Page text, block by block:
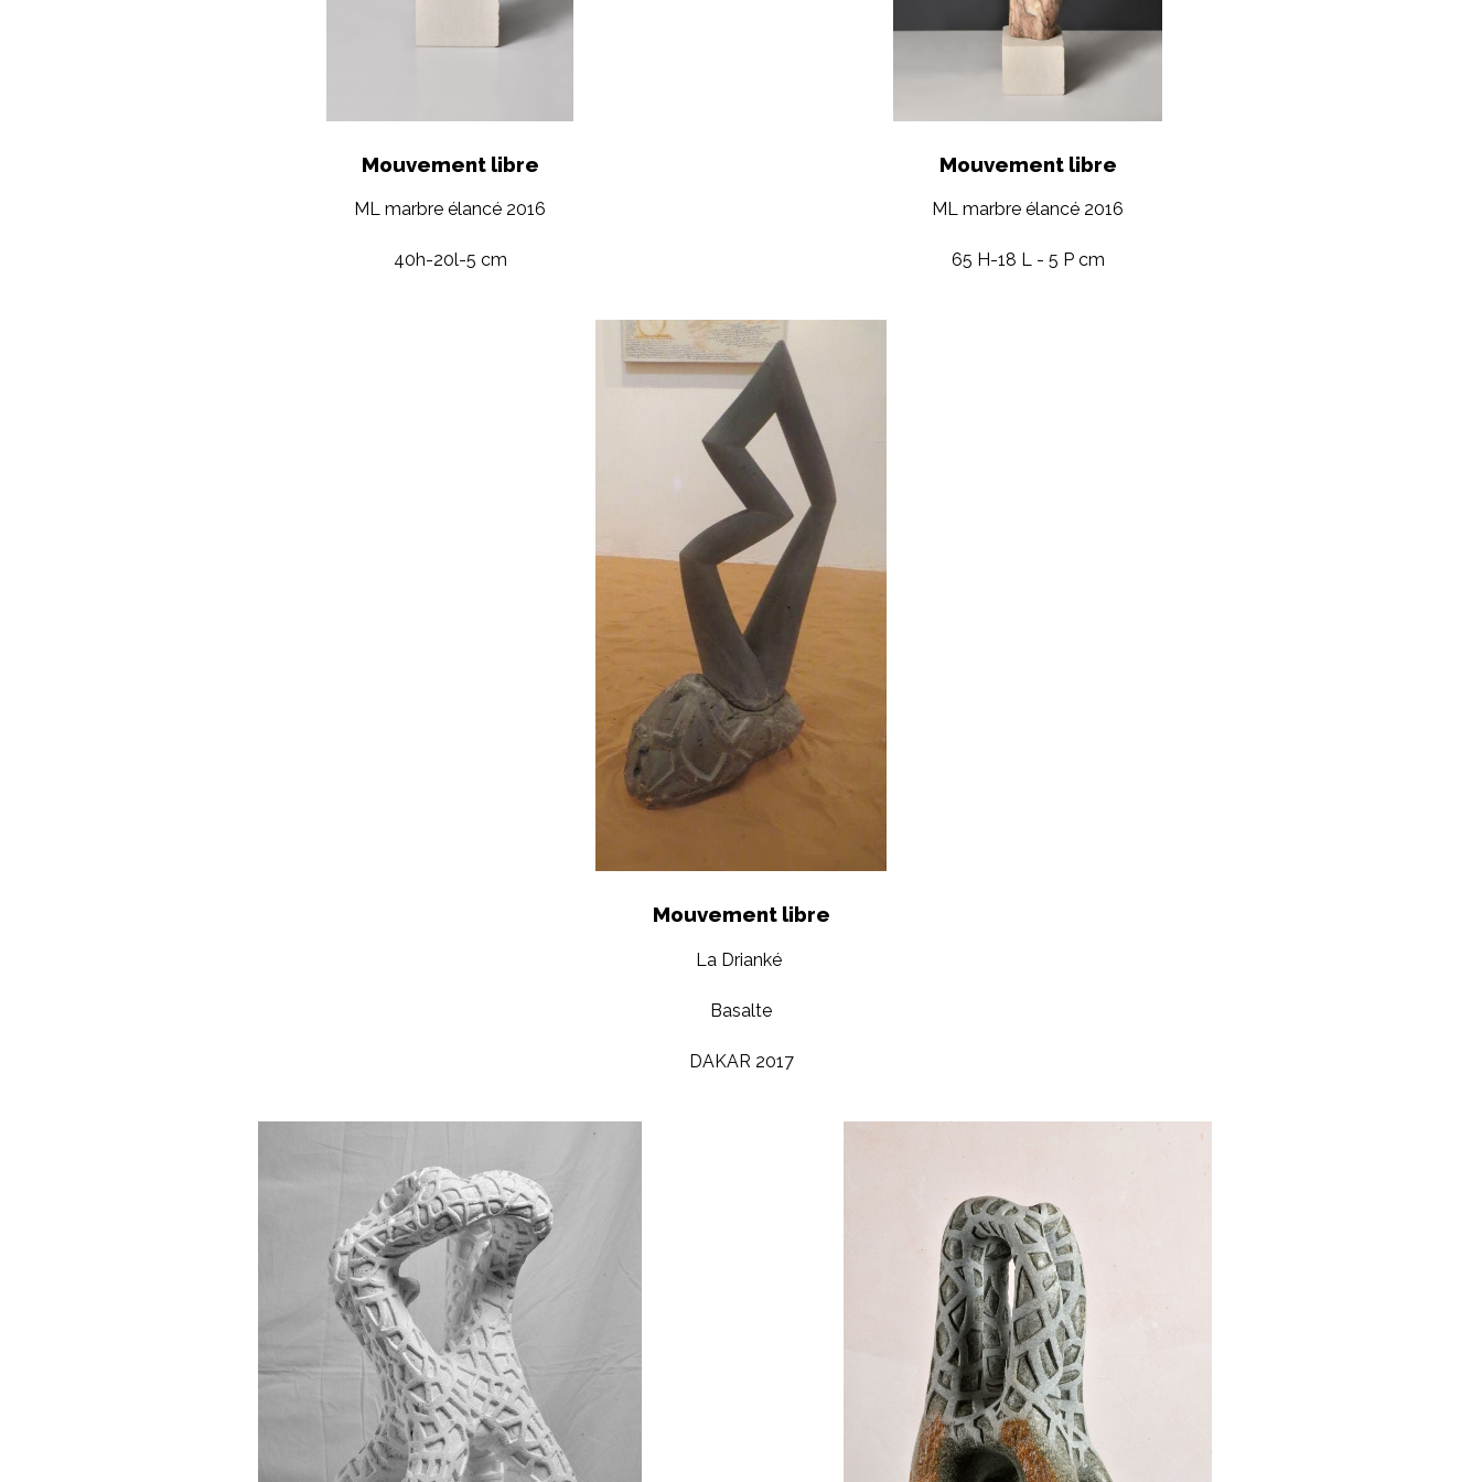
Mouvement libre
ML marbre élancé 2016
40h-20l-5 cm
Mouvement libre
ML marbre élancé 2016
65 H-18 L - 5 P cm
Mouvement libre
La Drianké
Basalte
DAKAR 2017